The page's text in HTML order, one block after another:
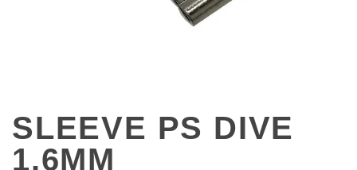
SLEEVE PS DIVE
1.6MM